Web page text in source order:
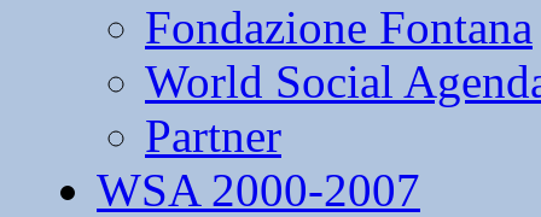
Fondazione Fontana
World Social
Partner
WSA 2000-2007